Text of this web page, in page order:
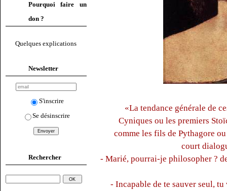
Pourquoi faire un
don ?
Quelques explications
Newsletter
S'inscrire
Se désinscrire
Rechercher
«La tendance générale de
Cyniques ou les premiers
comme les fils de Pythagore
court
- Marié, pourrai-je philosopher ?
- Incapable de te sauver seul,